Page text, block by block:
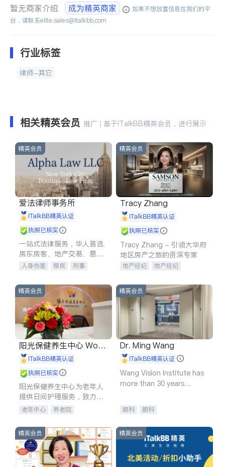
暂无商家介绍 成为精英商家
如果不想放置信息在我们的平
台，请联系elite.sales@italkbb.com
行业标签
律师-其它
相关精英会员 推广 | 基于iTalkBB精英会员，进行展示
精英会员
爱法律师事务所
iTalkBB精英认证
执照已核实
一站式法律服务，华人首选.
房东房客、地产交易、意外
伤害、车祸重伤、商业诉
建筑合同、刑事案件全包办
人身伤害 移民
刑事
信托/遗嘱
商业
商标注册
律师-其它 保释
精英会员
Tracy Zhang
iTalkBB精英认证
执照已核实
Tracy Zhang - 引领大华府
地区房产之旅的资深专家
地产经纪
地产经纪
商铺租售
开发商建商
精英会员
阳光保健养生中心 World
shine
iTalkBB精英认证
执照已核实
阳光保健养生中心为老年人
提供日间护理服务，致力于
通过持续的护理创新来有效
老年中心 养老院
精英会员
Dr. Ming Wang
iTalkBB精英认证
Wang Vision Institute has
more than 30 years
眼科 眼科
精英会员 精英会员